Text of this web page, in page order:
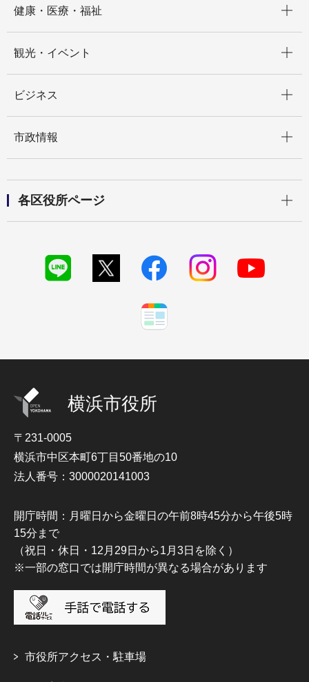
健康・医療・福祉
観光・イベント
ビジネス
市政情報
各区役所ページ
横浜市役所
〒231-0005
横浜市中区本町6丁目50番地の10
法人番号：3000020141003
開庁時間：月曜日から金曜日の午前8時45分から午後5時
15分まで
（祝日・休日・12月29日から1月3日を除く）
※一部の窓口では開庁時間が異なる場合があります
市役所アクセス・駐車場